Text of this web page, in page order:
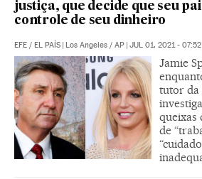
justiça, que decide que seu
controle de seu dinheiro
EFE / EL PAÍS | Los Angeles / AP | JUL 01, 2021 - 07:52
Jamie
tutor da
queixas
de